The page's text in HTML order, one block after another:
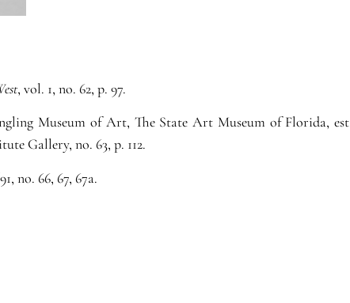
, vol. 1, no. 62, p. 97.
Museum of Art, The State Art Museum of Florida, est
Gallery, no. 63, p. 112.
no. 66, 67, 67a.